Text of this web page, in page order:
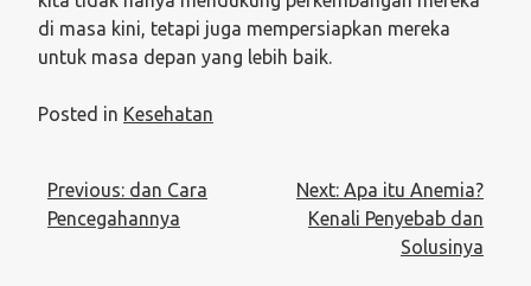
di masa kini, tetapi juga mempersiapkan mereka
untuk masa depan yang lebih baik.
Posted in Kesehatan
Post
navigation
Previous: dan Cara
Pencegahannya
Next: Apa itu Anemia?
Kenali Penyebab dan
Solusinya